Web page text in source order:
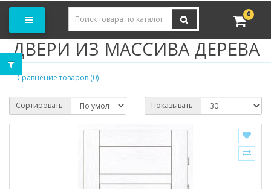
0
ДВЕРИ ИЗ МАССИВА ДЕРЕВА
Сравнение товаров (0)
Сортировать: Показывать: